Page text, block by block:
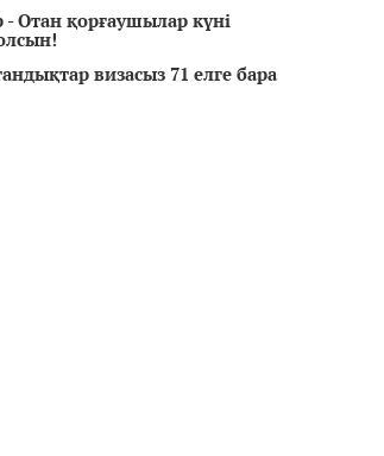
Отан қорғаушылар күні
визасыз 71 елге бара